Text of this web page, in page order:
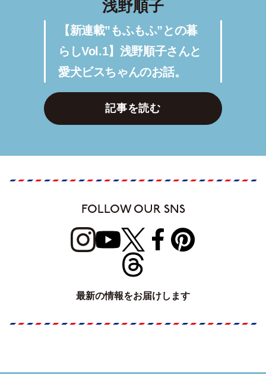
浅野順子
【新連載”もふもふ”との暮
らしVol.1】浅野順子さんと
愛犬ビスちゃんのお話。
記事を読む
FOLLOW OUR SNS
最新の情報をお届けします